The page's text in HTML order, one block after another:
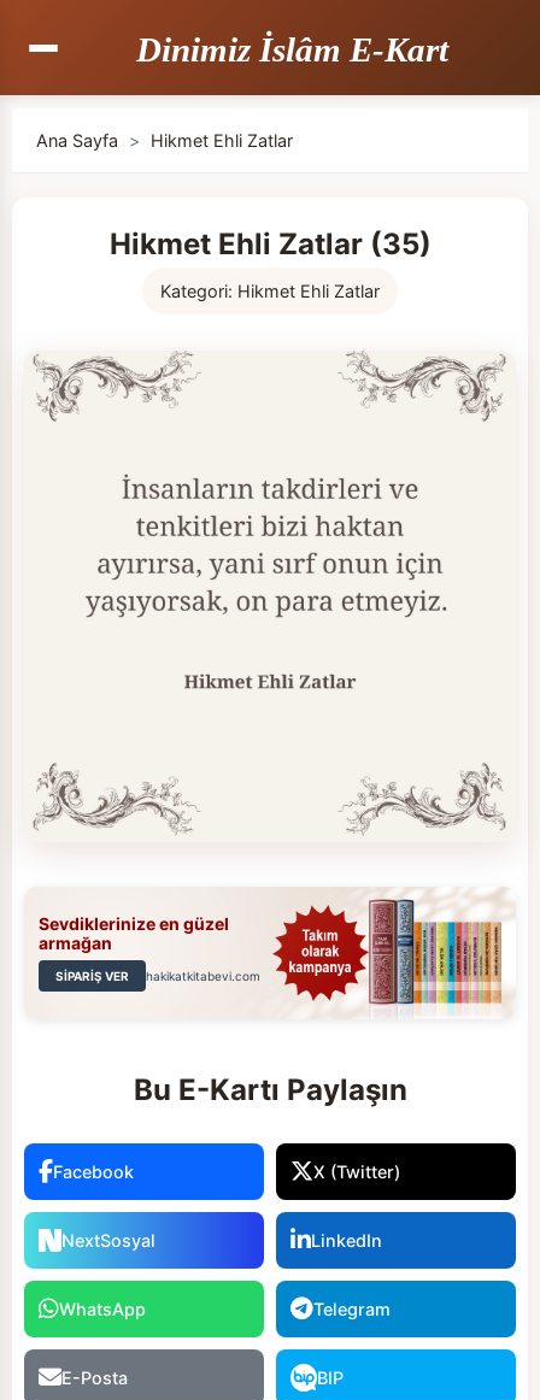
Dinimiz İslâm E-Kart
Ana Sayfa > Hikmet Ehli Zatlar
Hikmet Ehli Zatlar (35)
Kategori: Hikmet Ehli Zatlar
Sevdiklerinize en güzel
armağan
SİPARİŞ VER hakikatkitabevi.com
Bu E-Kartı Paylaşın
Facebook X (Twitter)
NextSosyal LinkedIn
WhatsApp Telegram
E-Posta BIP